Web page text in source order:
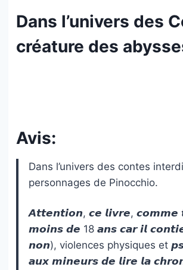
Dans l’univers des
créature des
Avis:
Dans l’univers des contes
personnages de Pinocchio.
𝘼𝙩𝙩𝙚𝙣𝙩𝙞𝙤𝙣, 𝙘𝙚 𝙡𝙞𝙫𝙧𝙚, 𝙘𝙤𝙢𝙢𝙚
𝙢𝙤𝙞𝙣𝙨 𝙙𝙚 18 𝙖𝙣𝙨 𝙘𝙖𝙧 𝙞𝙡
𝙣𝙤𝙣), violences physiques et
𝙖𝙪𝙭 𝙢𝙞𝙣𝙚𝙪𝙧𝙨 𝙙𝙚 𝙡𝙞𝙧𝙚 𝙡𝙖